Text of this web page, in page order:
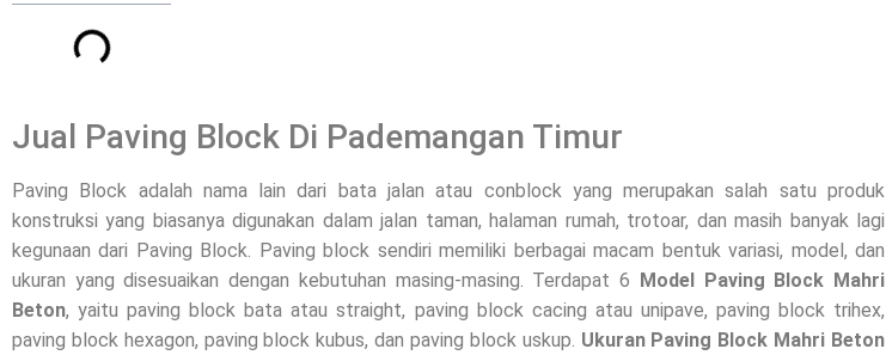
Jual Paving Block Di Pademangan Timur
Paving Block adalah nama lain dari bata jalan atau conblock yang merupakan salah satu produk
konstruksi yang biasanya digunakan dalam jalan taman, halaman rumah, trotoar, dan masih banyak lagi
kegunaan dari Paving Block. Paving block sendiri memiliki berbagai macam bentuk variasi, model, dan
ukuran yang disesuaikan dengan kebutuhan masing-masing. Terdapat 6 Model Paving Block Mahri
Beton, yaitu paving block bata atau straight, paving block cacing atau unipave, paving block trihex,
paving block hexagon, paving block kubus, dan paving block uskup. Ukuran Paving Block Mahri Beton